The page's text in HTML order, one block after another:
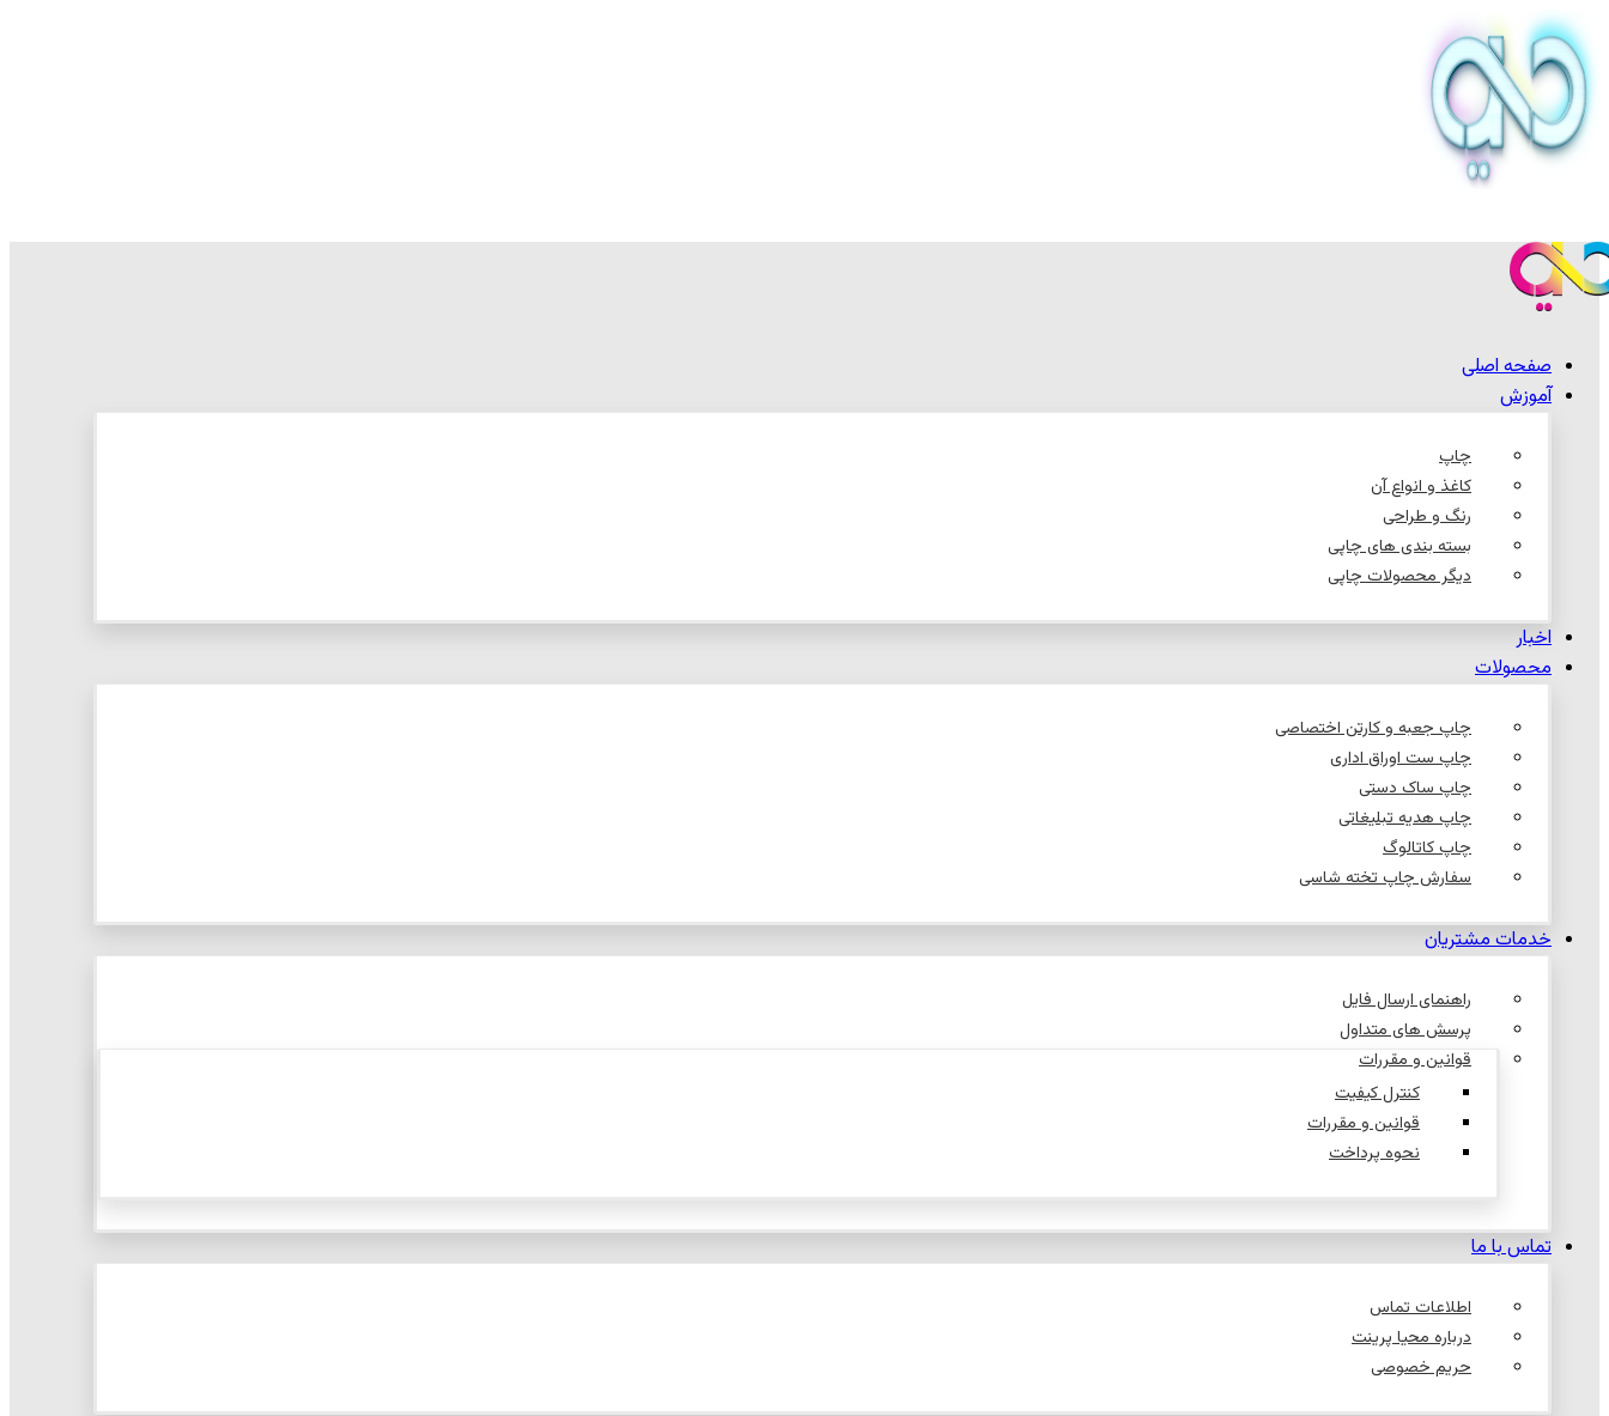
صفحه اصلی
آموزش
چاپ
کاغذ و انواع آن
رنگ و طراحی
بسته بندی های چاپی
دیگر محصولات چاپی
اخبار
محصولات
چاپ جعبه و کارتن اختصاصی
چاپ ست اوراق اداری
چاپ ساک دستی
چاپ هدیه تبلیغاتی
چاپ کاتالوگ
سفارش چاپ تخته شاسی
خدمات مشتریان
راهنمای ارسال فایل
پرسش های متداول
قوانین و مقررات
کنترل کیفیت
قوانین و مقررات
نحوه پرداخت
تماس با ما
اطلاعات تماس
درباره محیا پرینت
حریم خصوصی